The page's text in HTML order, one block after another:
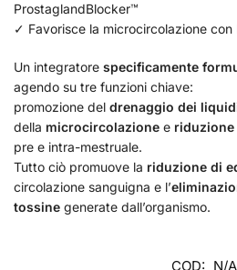
ProstaglandBlocker™
✓ Favorisce la microcircolazione
Un integratore specificamente
agendo su tre funzioni chiave:
promozione del drenaggio dei
della microcircolazione e
pre e intra-mestruale.
Tutto ciò promuove la riduzione di
circolazione sanguigna e l’
tossine generate dall’organismo.
COD: N/A